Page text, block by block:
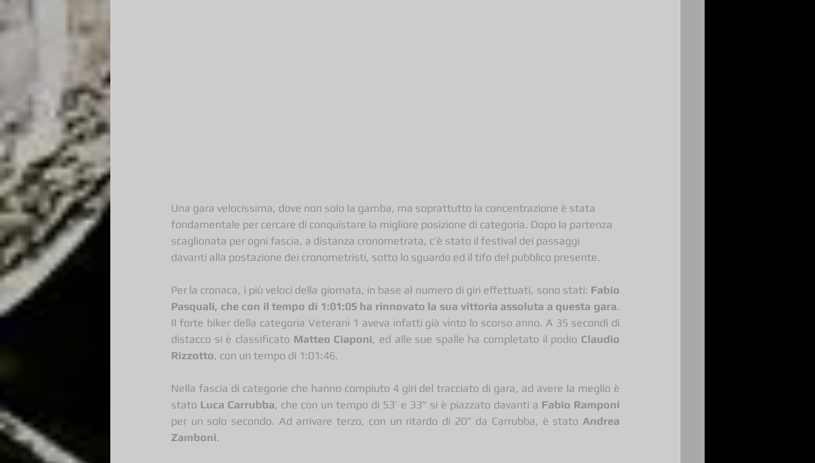
Una gara velocissima, dove non solo la gamba, ma soprattutto la concentrazione è stata
fondamentale per cercare di conquistare la migliore posizione di categoria. Dopo la partenza
scaglionata per ogni fascia, a distanza cronometrata, c’è stato il festival dei passaggi
davanti alla postazione dei cronometristi, sotto lo sguardo ed il tifo del pubblico presente.
Per la cronaca, i più veloci della giornata, in base al numero di giri effettuati, sono stati: Fabio
Pasquali, che con il tempo di 1:01:05 ha rinnovato la sua vittoria assoluta a questa gara.
Il forte biker della categoria Veterani 1 aveva infatti già vinto lo scorso anno. A 35 secondi di
distacco si è classificato Matteo Ciaponi, ed alle sue spalle ha completato il podio Claudio
Rizzotto, con un tempo di 1:01:46.
Nella fascia di categorie che hanno compiuto 4 giri del tracciato di gara, ad avere la meglio è
stato Luca Carrubba, che con un tempo di 53’ e 33” si è piazzato davanti a Fabio Ramponi
per un solo secondo. Ad arrivare terzo, con un ritardo di 20” da Carrubba, è stato Andrea
Zamboni.